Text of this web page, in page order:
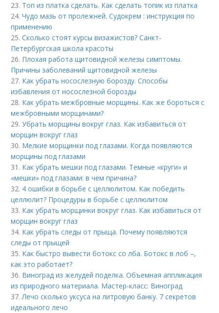
23. Топ из платка сделать. Как сделать топик из платка
24.Чудо мазь от пролежней. Судокрем : инструкция по
применению
25.Сколько стоят курсы визажистов? Санкт-
Петербургская школа красоты
26. Плохая работа щитовидной железы симптомы.
Причины заболеваний щитовидной железы
27. Как убрать носослезную борозду. Способы
избавления от носослезной борозды
28. Как убрать межбровные морщины. Как же бороться с
межбровными морщинами?
29.Убрать морщины вокруг глаз. Как избавиться от
морщин вокруг глаз
30. Мелкие морщинки под глазами. Когда появляются
морщины под глазами
31. Как убрать мешки под глазами. Темные «круги» и
«мешки» под глазами: в чем причина?
32. 4 ошибки в борьбе с целлюлитом. Как победить
целлюлит? Процедуры в борьбе с целлюлитом
33. Как убрать морщинки вокруг глаз. Как избавиться от
морщин вокруг глаз
34. Как убрать следы от прыща. Почему появляются
следы от прыщей
35. Как быстро вывести ботокс со лба. Ботокс в лоб –,
как это работает?
36. Виноград из желудей поделка. Объемная аппликация
из природного материала. Мастер-класс: Виноград
37.Лечо сколько уксуса на литровую банку. 7 секретов
идеального лечо